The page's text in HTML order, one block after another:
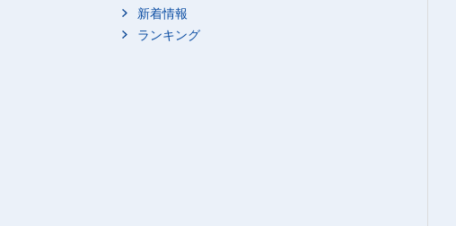
新着情報
ランキング